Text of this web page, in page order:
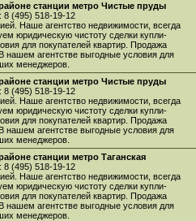
станции метро Чистые пруды
8 (495) 518-19-12
Наше агентство недвижимости, всегда
юридическую чистоту сделки купли-
для покупателей квартир. Продажа
нашем агентстве выгодные условия для
менеджеров.
станции метро Чистые пруды
8 (495) 518-19-12
Наше агентство недвижимости, всегда
юридическую чистоту сделки купли-
для покупателей квартир. Продажа
нашем агентстве выгодные условия для
менеджеров.
станции метро Таганская
8 (495) 518-19-12
Наше агентство недвижимости, всегда
юридическую чистоту сделки купли-
для покупателей квартир. Продажа
нашем агентстве выгодные условия для
менеджеров.